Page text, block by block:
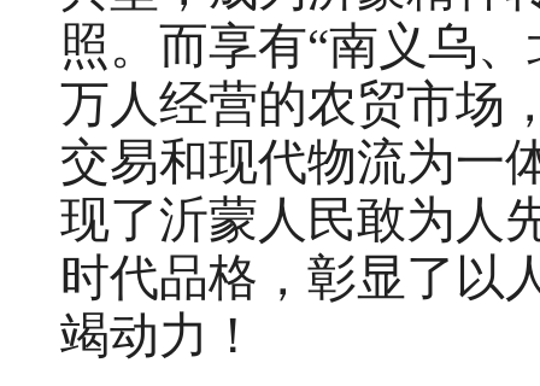
照。而享有“南义乌
万人经营的农贸市场
交易和现代物流为一
现了沂蒙人民敢为人
时代品格，彰显了以
竭动力！